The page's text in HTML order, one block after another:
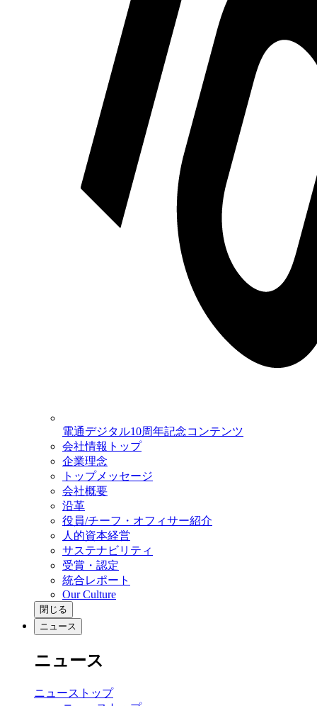
電通デジタル10周年記念コンテンツ
会社情報トップ
企業理念
トップメッセージ
会社概要
沿革
役員/チーフ・オフィサー紹介
人的資本経営
サステナビリティ
受賞・認定
統合レポート
Our Culture
閉じる
ニュース
ニュース
ニューストップ